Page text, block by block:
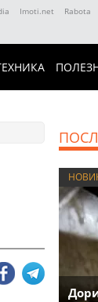
Imoti.net Rabota